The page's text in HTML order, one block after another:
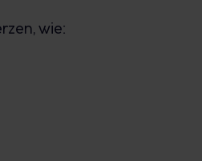
®
enthalten den
nicht nur über
sogenannter
wie: